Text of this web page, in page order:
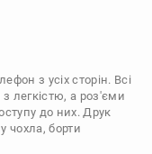
з усіх сторін. Всі
легкістю, а роз'єми
до них. Друк
чохла, борти